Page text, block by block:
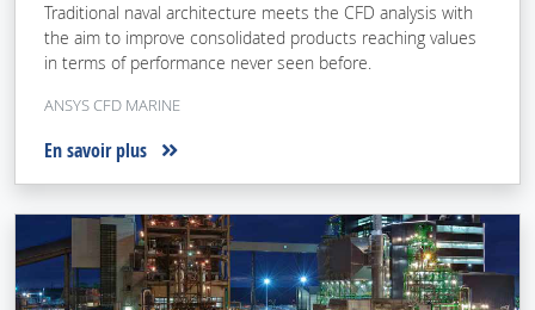
Traditional naval architecture meets the CFD analysis with
the aim to improve consolidated products reaching values
in terms of performance never seen before.
ANSYS CFD MARINE
En savoir plus